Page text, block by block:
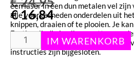
een laser in een dun metalen vel
alle voorgesneden onderdelen uit
knippen, draaien of te plooien. Je
Earth volledig in elkaar zetten
kniptang kan je wel gebruiken. Stap
instructies zijn bijgesloten.
€16,84